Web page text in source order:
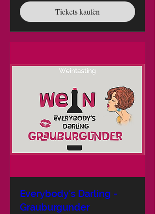
Tickets kaufen
Everybody's Darling -
Grauburgunder